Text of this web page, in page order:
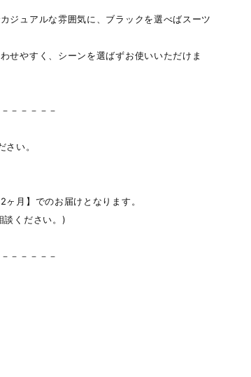
ジュアルな雰囲気に、ブラックを選べばスーツ
せやすく、シーンを選ばずお使いいただけま
－－－－－
い。
ヶ月】でのお届けとなります。
談ください。)
－－－－－